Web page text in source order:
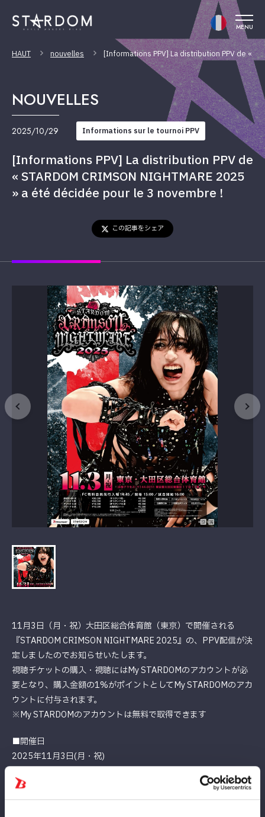
MENU
HAUT nouvelles [Informations PPV] La distribution PPV de «
NOUVELLES
2025/10/29 Informations sur le tournoi PPV
[Informations PPV] La distribution PPV de
« STARDOM CRIMSON NIGHTMARE 2025
» a été décidée pour le 3 novembre !
この記事をシェア
11月3日（月・祝）大田区総合体育館（東京）で開催される
『STARDOM CRIMSON NIGHTMARE 2025』の、PPV配信が決
定しましたのでお知らせいたします。
視聴チケットの購入・視聴にはMy STARDOMのアカウントが必
要となり、購入金額の1%がポイントとしてMy STARDOMのアカ
ウントに付与されます。
※My STARDOMのアカウントは無料で取得できます
■開催日
2025年11月3日(月・祝)
■会場
大田区総合体育館（東京）